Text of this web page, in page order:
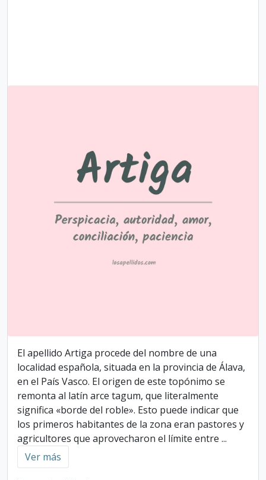
El apellido Artiga procede del nombre de una
localidad española, situada en la provincia de Álava,
en el País Vasco. El origen de este topónimo se
remonta al latín arce tagum, que literalmente
significa «borde del roble». Esto puede indicar que
los primeros habitantes de la zona eran pastores y
agricultores que aprovecharon el límite entre ...
Ver más